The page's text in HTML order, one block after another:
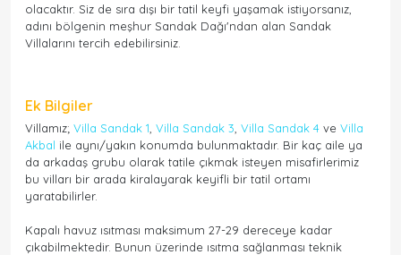
olacaktır. Siz de sıra dışı bir tatil keyfi yaşamak istiyorsanız,
adını bölgenin meşhur Sandak Dağı'ndan alan Sandak
Villalarını tercih edebilirsiniz.
Ek Bilgiler
Villamız; Villa Sandak 1 Villa Sandak 3 Villa Sandak 4 ve Villa
Akbal ile aynı/yakın konumda bulunmaktadır. Bir kaç aile ya
da arkadaş grubu olarak tatile çıkmak isteyen misafirlerimiz
bu vilları bir arada kiralayarak keyifli bir tatil ortamı
yaratabilirler.
Kapalı havuz ısıtması maksimum 27-29 dereceye kadar
çıkabilmektedir. Bunun üzerinde ısıtma sağlanması teknik